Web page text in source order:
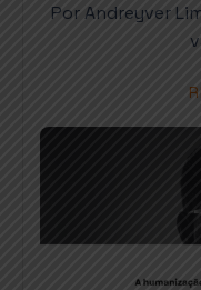
Por Andreyver